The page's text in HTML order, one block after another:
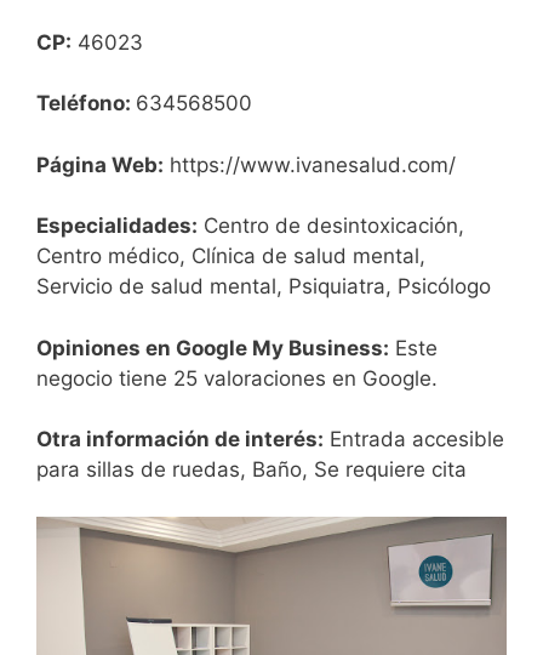
CP: 46023
Teléfono: 634568500
Página Web: https://www.ivanesalud.com/
Especialidades: Centro de desintoxicación,
Centro médico, Clínica de salud mental,
Servicio de salud mental, Psiquiatra, Psicólogo
Opiniones en Google My Business: Este
negocio tiene 25 valoraciones en Google.
Otra información de interés: Entrada accesible
para sillas de ruedas, Baño, Se requiere cita